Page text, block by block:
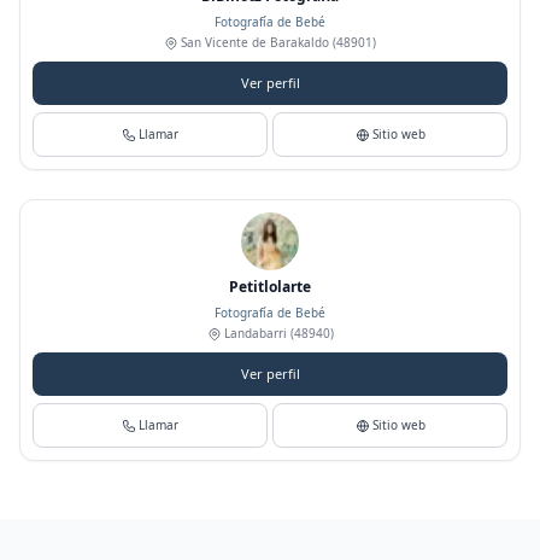
Fotografía de Bebé
San Vicente de Barakaldo (48901)
Ver perfil
Llamar Sitio web
Petitlolarte
Fotografía de Bebé
Landabarri (48940)
Ver perfil
Llamar Sitio web